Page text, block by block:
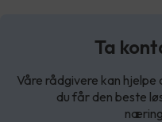
Ta
Våre rådgivere kan
du får den beste